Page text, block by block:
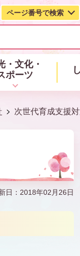
ページ番号で検索
・文化・
ポーツ
次世代育成支援
日：2018年02月26日